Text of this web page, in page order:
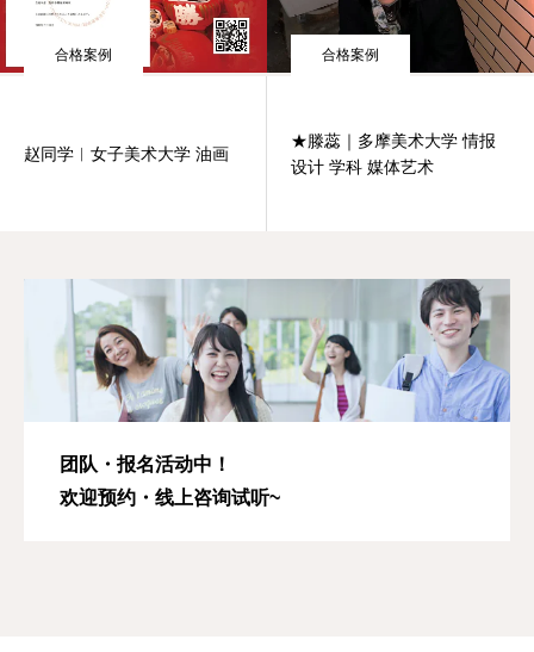
合格案例
赵同学︱女子美术大学 油画
合格案例
★滕蕊｜多摩美术大学 情报
设计 学科 媒体艺术
团队・报名活动中！
欢迎预约・线上咨询试听~